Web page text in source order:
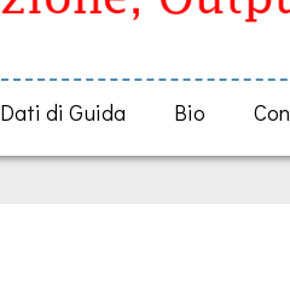
Dati di Guida Bio